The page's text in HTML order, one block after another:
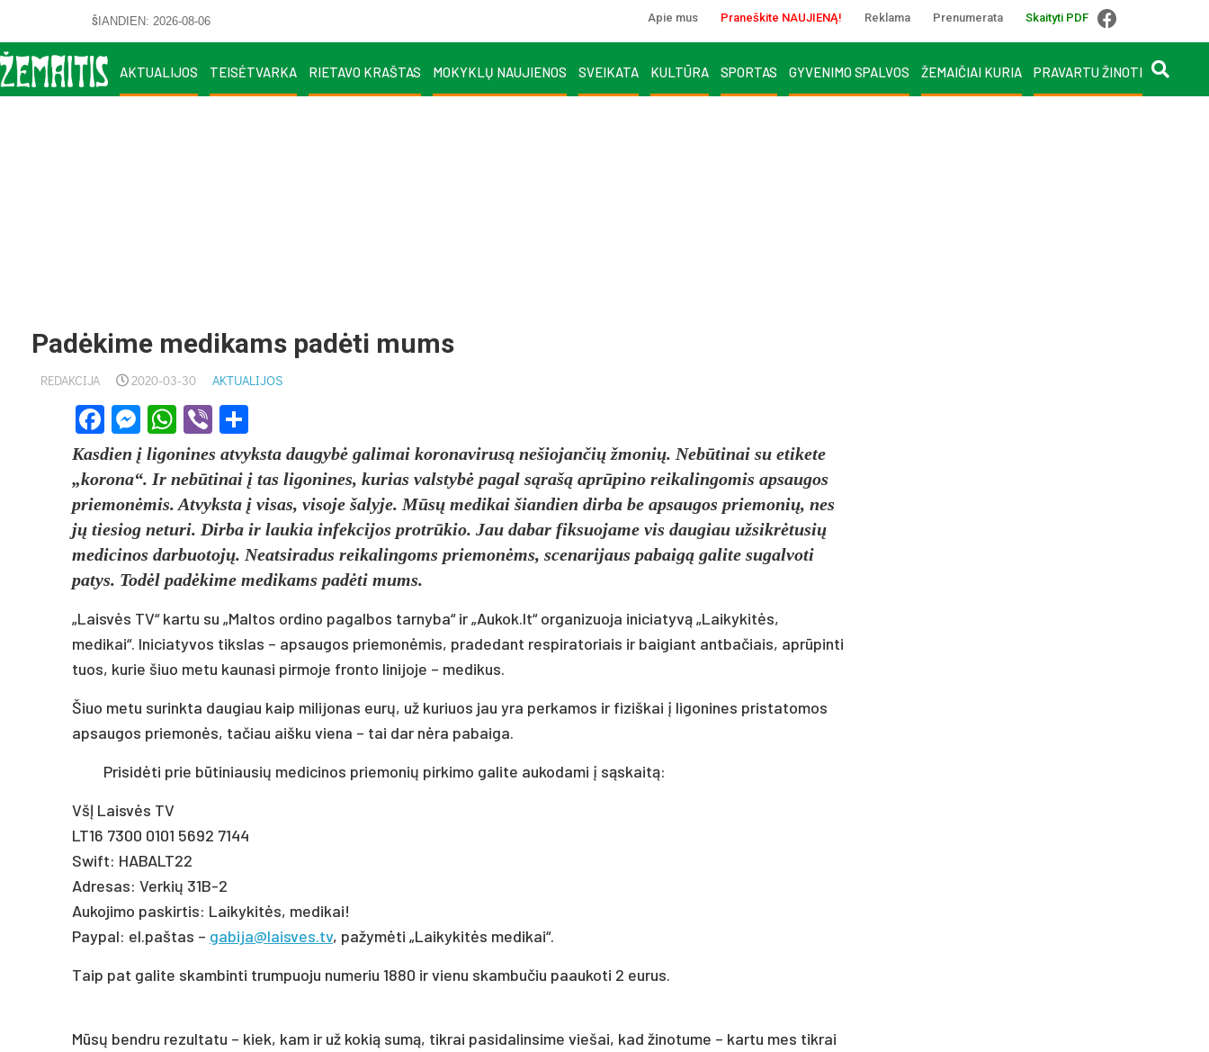
ŠIANDIEN: 2026-08-06 Apie mus Praneškite NAUJIENĄ! Reklama Prenumerata Skaityti PDF
AKTUALIJOS TEISĖTVARKA RIETAVO KRAŠTAS MOKYKLŲ NAUJIENOS SVEIKATA KULTŪRA SPORTAS GYVENIMO SPALVOS ŽEMAIČIAI KURIA PRAVARTU ŽINOTI
Padėkime medikams padėti mums
REDAKCIJA 2020-03-30 AKTUALIJOS
Facebook
Messenger
WhatsApp
Viber
Kasdien į ligonines atvyksta daugybė galimai koronavirusą nešiojančių žmonių. Nebūtinai su etikete
„korona“. Ir nebūtinai į tas ligonines, kurias valstybė pagal sąrašą aprūpino reikalingomis apsaugos
priemonėmis. Atvyksta į visas, visoje šalyje. Mūsų medikai šiandien dirba be apsaugos priemonių, nes
jų tiesiog neturi. Dirba ir laukia infekcijos protrūkio. Jau dabar fiksuojame vis daugiau užsikrėtusių
medicinos darbuotojų. Neatsiradus reikalingoms priemonėms, scenarijaus pabaigą galite sugalvoti
patys. Todėl padėkime medikams padėti mums.
„Laisvės TV“ kartu su „Maltos ordino pagalbos tarnyba“ ir „Aukok.lt“ organizuoja iniciatyvą „Laikykitės,
medikai“. Iniciatyvos tikslas – apsaugos priemonėmis, pradedant respiratoriais ir baigiant antbačiais, aprūpinti
tuos, kurie šiuo metu kaunasi pirmoje fronto linijoje – medikus.
Šiuo metu surinkta daugiau kaip milijonas eurų, už kuriuos jau yra perkamos ir fiziškai į ligonines pristatomos
apsaugos priemonės, tačiau aišku viena – tai dar nėra pabaiga.
Prisidėti prie būtiniausių medicinos priemonių pirkimo galite aukodami į sąskaitą:
VšĮ Laisvės TV
LT16 7300 0101 5692 7144
Swift: HABALT22
Adresas: Verkių 31B-2
Aukojimo paskirtis: Laikykitės, medikai!
Paypal: el.paštas – gabija@laisves.tv, pažymėti „Laikykitės medikai“.
Taip pat galite skambinti trumpuoju numeriu 1880 ir vienu skambučiu paaukoti 2 eurus.
Mūsų bendru rezultatu – kiek, kam ir už kokią sumą, tikrai pasidalinsime viešai, kad žinotume – kartu mes tikrai